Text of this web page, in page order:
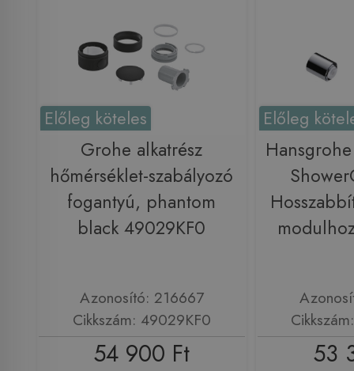
Előleg köteles
Grohe alkatrész
hőmérséklet-szabályozó
fogantyú, phantom
black 49029KF0
Azonosító: 216667
Cikkszám: 49029KF0
54 900 Ft
Előleg
53